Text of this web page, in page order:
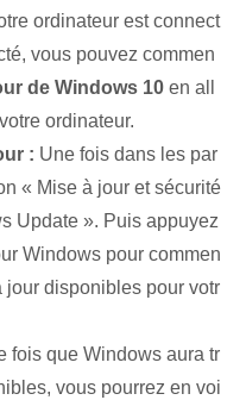
ordinateur est connect
vous pouvez commen
de Windows 10 en all
ordinateur.
: Une fois dans les par
« Mise à jour et sécurité
Update ». Puis appuyez
Windows pour commen
jour disponibles pour votr
fois que Windows aura tr
vous pourrez en voi